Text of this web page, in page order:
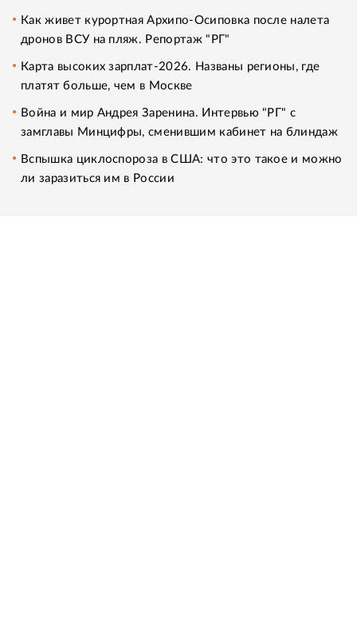
Как живет курортная Архипо-Осиповка после налета
дронов ВСУ на пляж. Репортаж "РГ"
Карта высоких зарплат-2026. Названы регионы, где
платят больше, чем в Москве
Война и мир Андрея Заренина. Интервью "РГ" с
замглавы Минцифры, сменившим кабинет на блиндаж
Вспышка циклоспороза в США: что это такое и можно
ли заразиться им в России